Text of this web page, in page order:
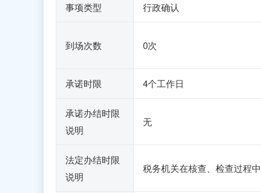
事项类型 行政确认
到场次数 0次
承诺时限 4个工作日
承诺办结时限
说明
无
法定办结时限
说明
税务机关在核查、检查过程